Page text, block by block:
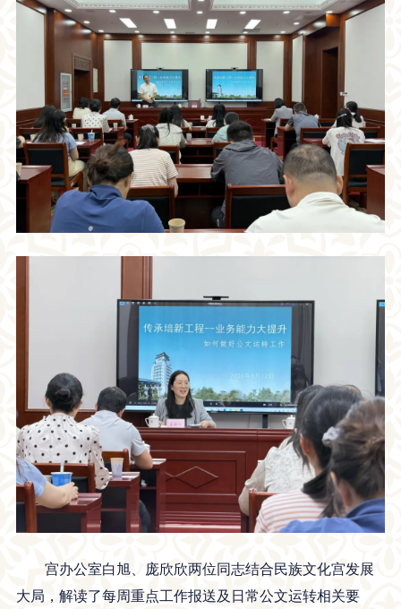
宫办公室白旭、庞欣欣两位同志结合民族文化宫发展
大局，解读了每周重点工作报送及日常公文运转相关要